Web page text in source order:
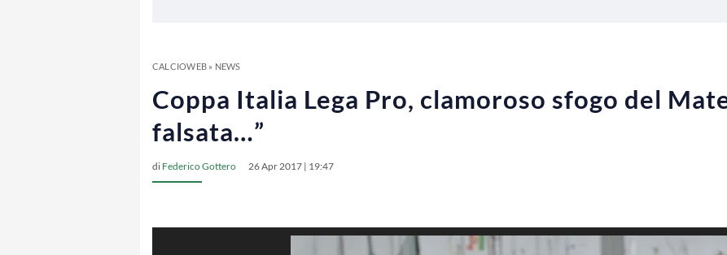
CALCIOWEB» NEWS
Coppa Italia Lega Pro, clamoroso sfogo del
falsata…”
di Federico Gottero 26 Apr 2017 | 19:47